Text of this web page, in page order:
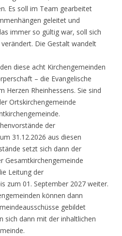
Es soll im Team gearbeitet
geleitet und
immer so gültig war, soll sich
Die Gestalt wandelt
diese acht Kirchengemeinden
– die Evangelische
Herzen Rheinhessens. Sie sind
Ortskirchengemeinde
der
31.12.2026 aus diesen
setzt sich dann der
Gesamtkirchengemeinde
Leitung der
zum 01. September 2027 weiter.
können dann
gebildet
sich dann mit der inhaltlichen